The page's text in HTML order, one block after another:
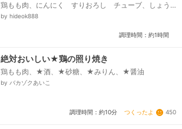
鶏もも肉、にんにく すりおろし チューブ、しょう
ゆ、酒、みりん、砂糖、塩、こしょう
by hideok888
調理時間：約1時間
絶対おいしい★鶏の照り焼き
鶏もも肉、★酒、★砂糖、★みりん、★醤油
by バカゾクあいこ
調理時間：約10分 つくったよ 450